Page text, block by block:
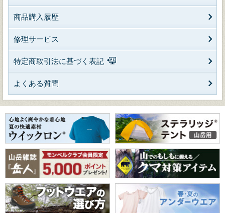
商品購入履歴
修理サービス
特定商取引法に基づく表記
よくある質問